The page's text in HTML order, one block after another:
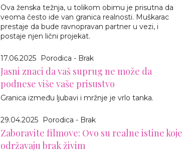
Ova ženska težnja, u tolikom obimu je prisutna da
veoma često ide van granica realnosti. Muškarac
prestaje da bude ravnopravan partner u vezi, i
postaje njen lični projekat.
17.06.2025 Porodica - Brak
Jasni znaci da vaš suprug ne može da
podnese više vaše prisustvo
Granica između ljubavi i mržnje je vrlo tanka.
29.04.2025 Porodica - Brak
Zaboravite filmove: Ovo su realne istine koje
održavaju brak živim